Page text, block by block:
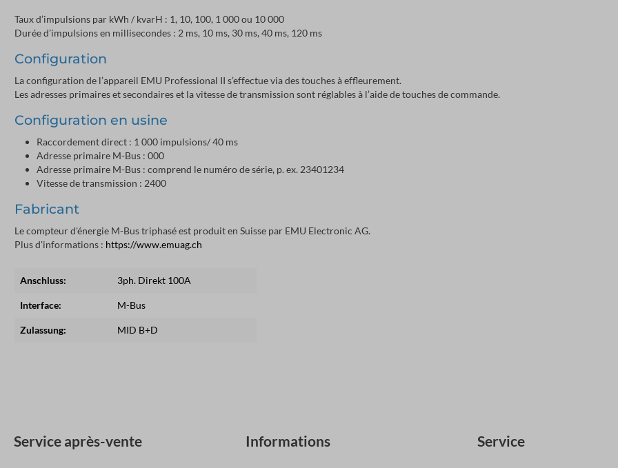
Taux d’impulsions par kWh / kvarH : 1, 10, 100, 1 000 ou 10 000
Durée d’impulsions en millisecondes : 2 ms, 10 ms, 30 ms, 40 ms, 120 ms
Configuration
La configuration de l’appareil EMU Professional II s’effectue via des touches à effleurement.
Les adresses primaires et secondaires et la vitesse de transmission sont réglables à l’aide de touches de commande.
Configuration en usine
Raccordement direct : 1 000 impulsions/ 40 ms
Adresse primaire M-Bus : 000
Adresse primaire M-Bus : comprend le numéro de série, p. ex. 23401234
Vitesse de transmission : 2400
Fabricant
Le compteur d'énergie M-Bus triphasé est produit en Suisse par EMU Electronic AG.
Plus d'informations : https://www.emuag.ch
Anschluss: 3ph. Direkt 100A
Interface: M-Bus
Zulassung: MID B+D
Service après-vente Informations Service